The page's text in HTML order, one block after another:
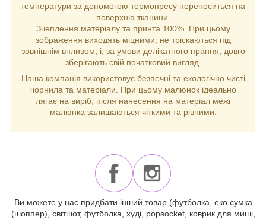
температури за допомогою термопресу переноситься на
поверхню тканини.
Зчеплення матеріалу та принта 100%. При цьому
зображення виходять міцними, не тріскаються під
зовнішнім впливом, і, за умови делікатного прання, довго
зберігають свій початковий вигляд.
Наша компанія використовує безпечні та екологічно чисті
чорнила та матеріали. При цьому малюнок ідеально
лягає на виріб, після нанесення на матеріал межі
малюнка залишаються чіткими та рівними.
Ви можете у нас придбати інший товар (футболка, еко сумка
(шоппер), світшот, футболка, худі, popsocket, коврик для миші,